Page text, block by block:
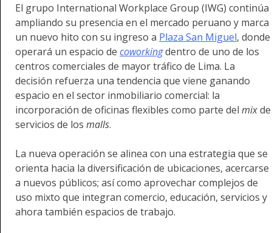
El grupo International Workplace Group (IWG) continúa
ampliando su presencia en el mercado peruano y marca
un nuevo hito con su ingreso a Plaza San Miguel, donde
operará un espacio de coworkingdentro de uno de los
centros comerciales de mayor tráfico de Lima. La
decisión refuerza una tendencia que viene ganando
espacio en el sector inmobiliario comercial: la
incorporación de oficinas flexibles como parte del mixde
servicios de los malls.
La nueva operación se alinea con una estrategia que se
orienta hacia la diversificación de ubicaciones, acercarse
a nuevos públicos; así como aprovechar complejos de
uso mixto que integran comercio, educación, servicios y
ahora también espacios de trabajo.